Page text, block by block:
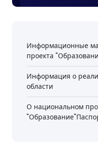
Информационные
проекта
Информация о
области
О национальном